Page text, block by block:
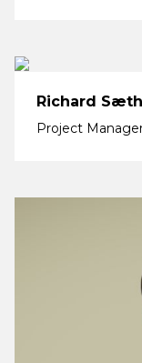
Richard
Project